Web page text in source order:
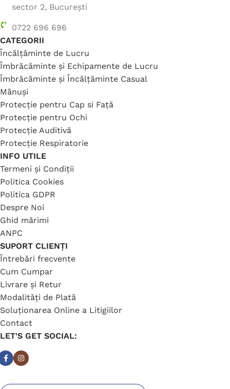
sector 2, București
0722 696 696
CATEGORII
Încălțăminte de Lucru
Îmbrăcăminte și Echipamente de Lucru
Îmbrăcăminte și Încălțăminte Casual
Mănuși
Protecție pentru Cap si Față
Protecție pentru Ochi
Protecție Auditivă
Protecție Respiratorie
INFO UTILE
Termeni și Condiții
Politica Cookies
Politica GDPR
Despre Noi
Ghid mărimi
ANPC
SUPORT CLIENȚI
Întrebări frecvente
Cum Cumpar
Livrare și Retur
Modalități de Plată
Soluționarea Online a Litigiilor
Contact
LET'S GET SOCIAL: